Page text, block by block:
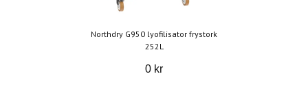
Northdry G950 lyofilisator frystork
252L
0 kr